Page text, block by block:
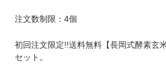
注文数制限：4個
初回注文限定!!送料無料【長岡式酵素玄
セット。